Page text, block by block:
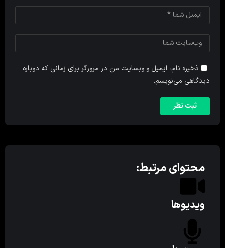
ذخیره نام، ایمیل و وبسایت من در مرورگر برای زمانی که دوباره
دیدگاهی می‌نویسم.
محتوای مرتبط:
ویدیوها